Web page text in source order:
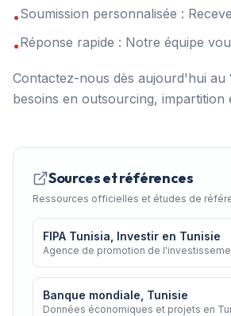
•Soumission personnalisée :
•Réponse rapide : Notre équipe
Contactez-nous dès aujourd'hui au
besoins en outsourcing,
Sources et références
Ressources officielles et études de
FIPA Tunisia, Investir en Tunisie
Agence de promotion de
Banque mondiale, Tunisie
Données économiques et projets en